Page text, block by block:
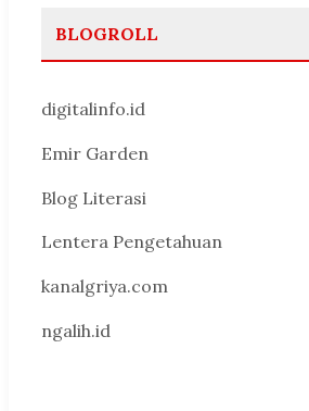
BLOGROLL
digitalinfo.id
Emir Garden
Blog Literasi
Lentera Pengetahuan
kanalgriya.com
ngalih.id